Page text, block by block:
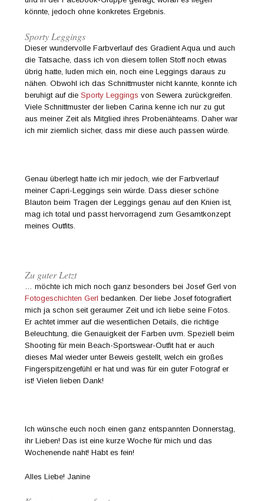
könnte, jedoch ohne konkretes Ergebnis.
Sporty Leggings
Dieser wundervolle Farbverlauf des Gradient Aqua und auch
die Tatsache, dass ich von diesem tollen Stoff noch etwas
übrig hatte, luden mich ein, noch eine Leggings daraus zu
nähen. Obwohl ich das Schnittmuster nicht kannte, konnte ich
beruhigt auf dieSporty Leggings von Sewera zurückgreifen.
Viele Schnittmuster der lieben Carina kenne ich nur zu gut
aus meiner Zeit als Mitglied ihres Probenähteams. Daher war
ich mir ziemlich sicher, dass mir diese auch passen würde.
Genau überlegt hatte ich mir jedoch, wie der Farbverlauf
meiner Capri-Leggings sein würde. Dass dieser schöne
Blauton beim Tragen der Leggings genau auf den Knien ist,
mag ich total und passt hervorragend zum Gesamtkonzept
meines Outfits.
Zu guter Letzt
… möchte ich mich noch ganz besonders bei Josef Gerl von
Fotogeschichten Gerl bedanken. Der liebe Josef fotografiert
mich ja schon seit geraumer Zeit und ich liebe seine Fotos.
Er achtet immer auf die wesentlichen Details, die richtige
Beleuchtung, die Genauigkeit der Farben uvm. Speziell beim
Shooting für mein Beach-Sportswear-Outfit hat er auch
dieses Mal wieder unter Beweis gestellt, welch ein großes
Fingerspitzengefühl er hat und was für ein guter Fotograf er
ist! Vielen lieben Dank!
Ich wünsche euch noch einen ganz entspannten Donnerstag,
ihr Lieben! Das ist eine kurze Woche für mich und das
Wochenende naht! Habt es fein!
Alles Liebe! Janine